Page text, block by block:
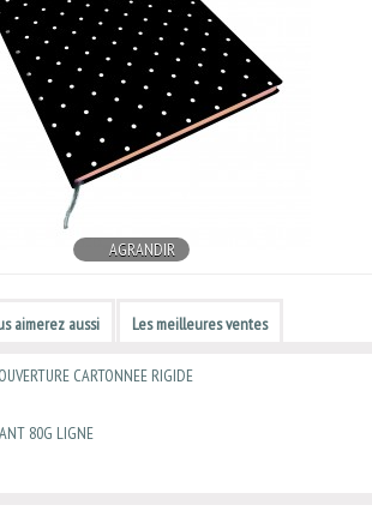
AGRANDIR
aimerez aussi Les meilleures ventes
CARTONNEE RIGIDE
80G LIGNE